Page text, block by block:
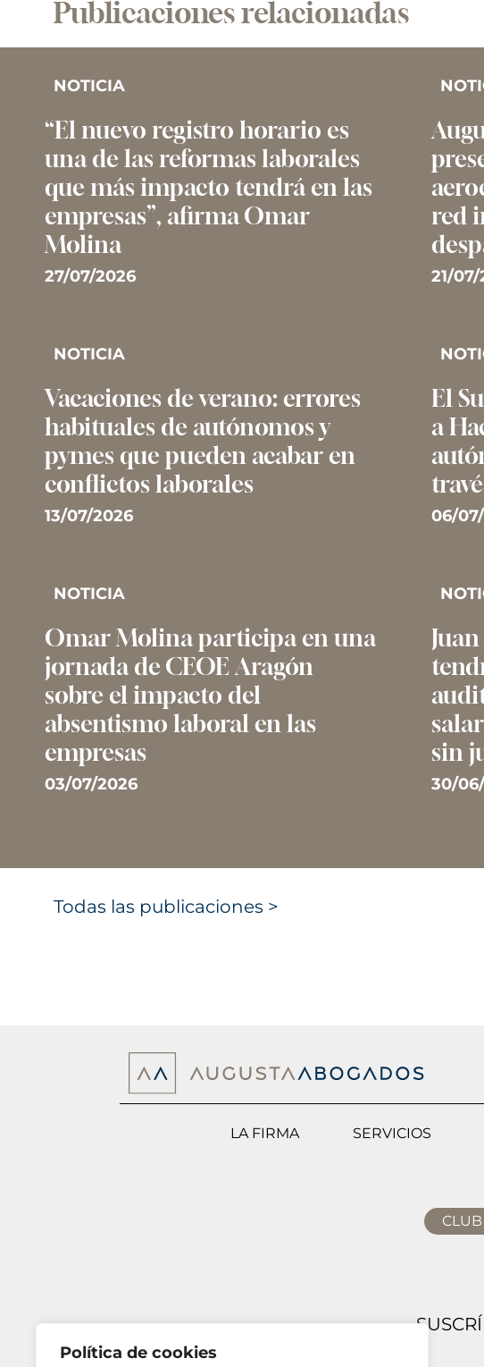
Política de cookies
Publicaciones relacionadas
NOTICIA
“El nuevo registro horario es
una de las reformas laborales
que más impacto tendrá en las
empresas”, afirma Omar
Molina
27/07/2026
red
21/
NOTICIA
Vacaciones de verano: errores
habituales de autónomos y
pymes que pueden acabar en
conflictos laborales
13/07/2026
El
a
06/
NOTICIA
Omar Molina participa en una
jornada de CEOE Aragón
sobre el impacto del
absentismo laboral en las
empresas
03/07/2026
sin
30/
Todas las publicaciones >
LA FIRMA SERVICIOS